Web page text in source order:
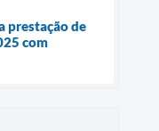
prestação de
com